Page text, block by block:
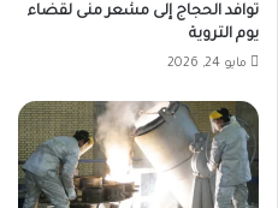
توافد الحجاج إلى مشعر منى لقضاء
يوم التروية
مايو 24, 2026